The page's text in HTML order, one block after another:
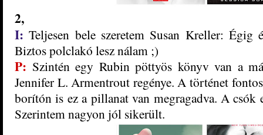
2,
I:Teljesen bele szeretem Susan Kreller:
Biztos polclakó lesz nálam ;)
P: Szintén egy Rubinpöttyös könyvvan a
Jennifer L. Armentrout regénye. A történet
borítón is ez a pillanat van megragadva. A csók
Szerintem nagyon jól sikerült.